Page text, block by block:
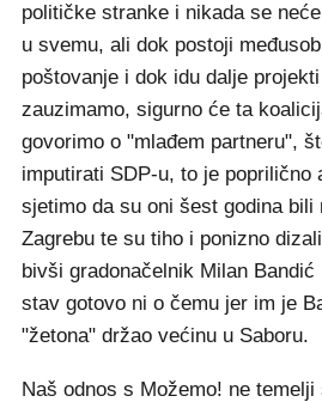
političke stranke i nikada se
u svemu, ali dok postoji
poštovanje i dok idu dalje
zauzimamo, sigurno će ta
govorimo o "mlađem partneru",
imputirati SDP-u, to je poprilično
sjetimo da su oni šest godina bili
Zagrebu te su tiho i ponizno
bivši gradonačelnik Milan
stav gotovo ni o čemu jer im je
"žetona" držao većinu u Saboru.
Naš odnos s Možemo! ne temelji